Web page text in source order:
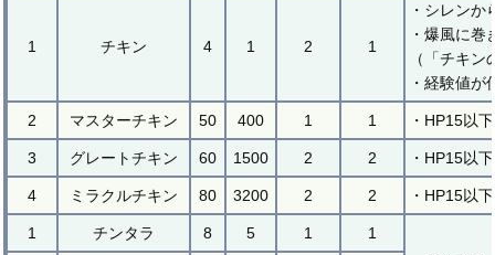
1 チキン 4 1 2 1
・シレンか
・爆風に
（「チキ
・経験値
2 マスターチキン 50 400 1 1 ・HP15以
3 グレートチキン 60 1500 2 2 ・HP15以
4 ミラクルチキン 80 3200 2 2 ・HP15以
1 チンタラ 8 5 1
1